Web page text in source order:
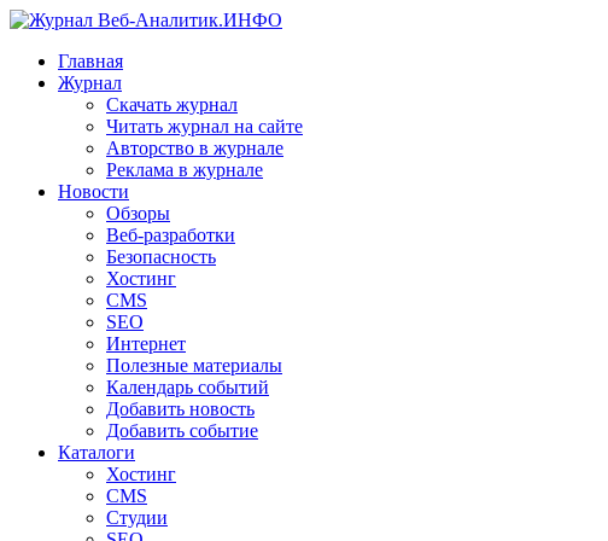
Главная
Журнал
Скачать журнал
Читать журнал на сайте
Авторство в журнале
Реклама в журнале
Новости
Обзоры
Веб-разработки
Безопасность
Хостинг
CMS
SEO
Интернет
Полезные материалы
Календарь событий
Добавить новость
Добавить событие
Каталоги
Хостинг
CMS
Студии